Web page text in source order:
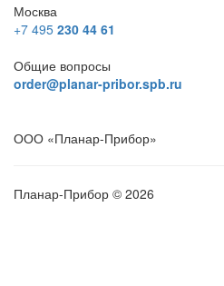
Москва
+7 495 230 44 61
Общие вопросы
order@planar-pribor.spb.ru
ООО «Планар-Прибор»
Планар-Прибор © 2026